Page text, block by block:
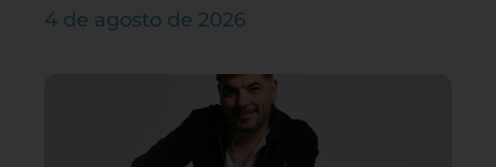
4 de agosto de 2026